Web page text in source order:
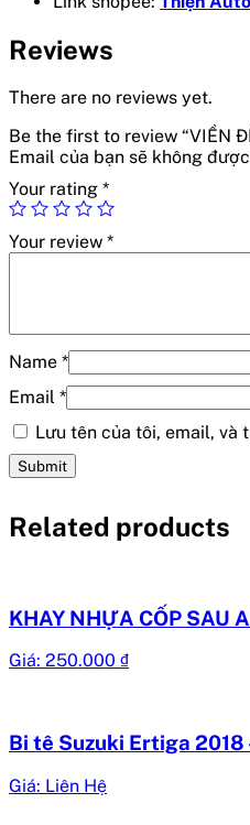
Reviews
There are no reviews yet.
Be the first to review “VIỀN
Email của bạn sẽ không
Your rating *
Your review *
Name *
Email *
Lưu tên của tôi, email, và
Related products
KHAY NHỰA CỐP SAU
Giá: 250.000 ₫
Bi tê Suzuki Ertiga
Giá: Liên Hệ